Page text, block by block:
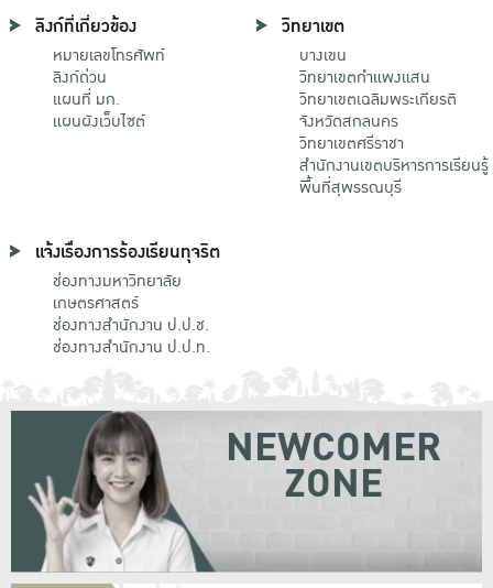
ลิงก์ที่เกี่ยวข้อง
หมายเลขโทรศัพท์
ลิงก์ด่วน
แผนที่ มก.
แผนผังเว็บไซต์
วิทยาเขต
บางเขน
วิทยาเขตกําแพงแสน
วิทยาเขตเฉลิมพระเกียรติ
จังหวัดสกลนคร
วิทยาเขตศรีราชา
สำนักงานเขตบริหารการเรียนรู้
พื้นที่สุพรรณบุรี
แจ้งเรื่องการร้องเรียนทุจริต
ช่องทางมหาวิทยาลัย
เกษตรศาสตร์
ช่องทางสำนักงาน ป.ป.ช.
ช่องทางสำนักงาน ป.ป.ท.
NEWCOMER
ZONE